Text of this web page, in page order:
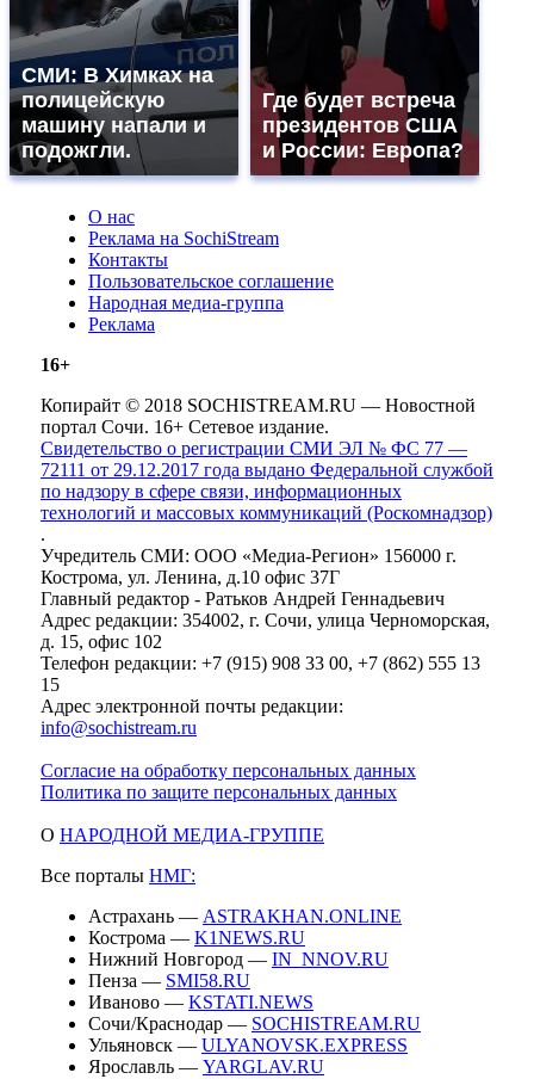
СМИ: В Химках на
полицейскую
машину напали и
подожгли.
Где будет встреча
президентов США
и России: Европа?
О нас
Реклама на SochiStream
Контакты
Пользовательское соглашение
Народная медиа-группа
Реклама
16+
Копирайт © 2018 SOCHISTREAM.RU — Новостной
портал Сочи. 16+ Сетевое издание.
Свидетельство о регистрации СМИ ЭЛ № ФС 77 —
72111 от 29.12.2017 года выдано Федеральной службой
по надзору в сфере связи, информационных
технологий и массовых коммуникаций (Роскомнадзор)
.
Учредитель СМИ: ООО «Медиа-Регион» 156000 г.
Кострома, ул. Ленина, д.10 офис 37Г
Главный редактор - Ратьков Андрей Геннадьевич
Адрес редакции: 354002, г. Сочи, улица Черноморская,
д. 15, офис 102
Телефон редакции: +7 (915) 908 33 00, +7 (862) 555 13
15
Адрес электронной почты редакции:
info@sochistream.ru
Согласие на обработку персональных данных
Политика по защите персональных данных
О НАРОДНОЙ МЕДИА-ГРУППЕ
Все порталы НМГ:
Астрахань — ASTRAKHAN.ONLINE
Кострома — K1NEWS.RU
Нижний Новгород — IN_NNOV.RU
Пенза — SMI58.RU
Иваново — KSTATI.NEWS
Сочи/Краснодар — SOCHISTREAM.RU
Ульяновск — ULYANOVSK.EXPRESS
Ярославль — YARGLAV.RU